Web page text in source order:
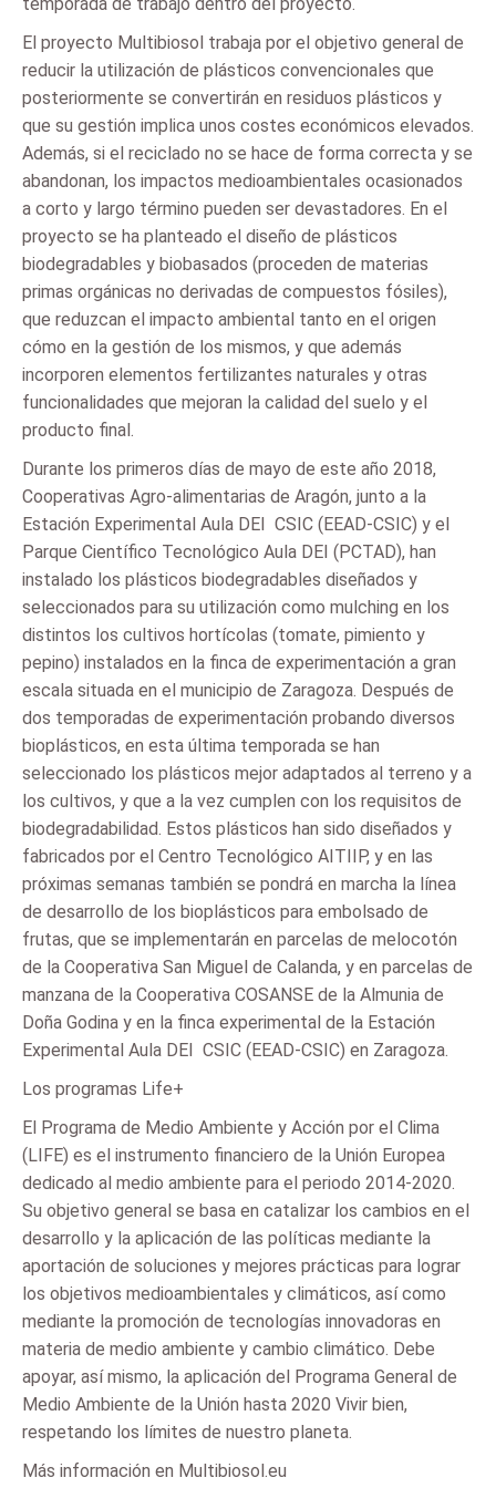
El proyecto Multibiosol trabaja por el objetivo general de
reducir la utilización de plásticos convencionales que
posteriormente se convertirán en residuos plásticos y
que su gestión implica unos costes económicos elevados.
Además, si el reciclado no se hace de forma correcta y se
abandonan, los impactos medioambientales ocasionados
a corto y largo término pueden ser devastadores. En el
proyecto se ha planteado el diseño de plásticos
biodegradables y biobasados (proceden de materias
primas orgánicas no derivadas de compuestos fósiles),
que reduzcan el impacto ambiental tanto en el origen
cómo en la gestión de los mismos, y que además
incorporen elementos fertilizantes naturales y otras
funcionalidades que mejoran la calidad del suelo y el
producto final.
Durante los primeros días de mayo de este año 2018,
Cooperativas Agro-alimentarias de Aragón, junto a la
Estación Experimental Aula DEI  CSIC (EEAD-CSIC) y el
Parque Científico Tecnológico Aula DEI (PCTAD), han
instalado los plásticos biodegradables diseñados y
seleccionados para su utilización como mulching en los
distintos los cultivos hortícolas (tomate, pimiento y
pepino) instalados en la finca de experimentación a gran
escala situada en el municipio de Zaragoza. Después de
dos temporadas de experimentación probando diversos
bioplásticos, en esta última temporada se han
seleccionado los plásticos mejor adaptados al terreno y a
los cultivos, y que a la vez cumplen con los requisitos de
biodegradabilidad. Estos plásticos han sido diseñados y
fabricados por el Centro Tecnológico AITIIP, y en las
próximas semanas también se pondrá en marcha la línea
de desarrollo de los bioplásticos para embolsado de
frutas, que se implementarán en parcelas de melocotón
de la Cooperativa San Miguel de Calanda, y en parcelas de
manzana de la Cooperativa COSANSE de la Almunia de
Doña Godina y en la finca experimental de la Estación
Experimental Aula DEI  CSIC (EEAD-CSIC) en Zaragoza.
Los programas Life+
El Programa de Medio Ambiente y Acción por el Clima
(LIFE) es el instrumento financiero de la Unión Europea
dedicado al medio ambiente para el periodo 2014-2020.
Su objetivo general se basa en catalizar los cambios en el
desarrollo y la aplicación de las políticas mediante la
aportación de soluciones y mejores prácticas para lograr
los objetivos medioambientales y climáticos, así como
mediante la promoción de tecnologías innovadoras en
materia de medio ambiente y cambio climático. Debe
apoyar, así mismo, la aplicación del Programa General de
Medio Ambiente de la Unión hasta 2020 Vivir bien,
respetando los límites de nuestro planeta.
Más información en Multibiosol.eu